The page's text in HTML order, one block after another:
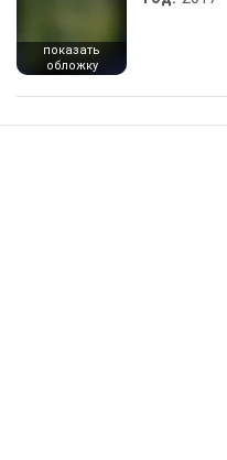
показать
обложку